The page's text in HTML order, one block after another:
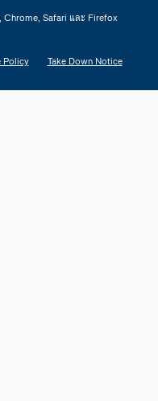
Safari และ Firefox
Policy Take Down Notice